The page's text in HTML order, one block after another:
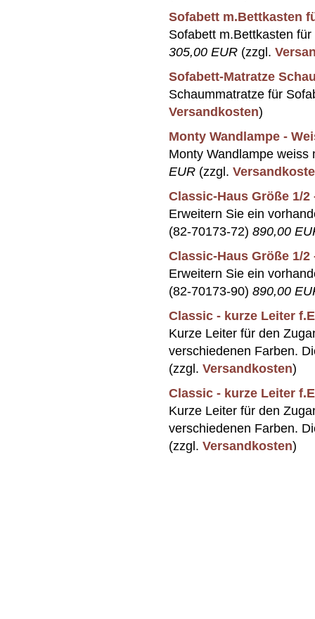
Sofabett m.Bettkasten
Sofabett m.Bettkasten
305,00 EUR (zzgl.
Sofabett-Matratze
Schaummatratze für
Versandkosten)
Monty Wandlampe -
Monty Wandlampe
EUR (zzgl.
Classic-Haus Größe 1/
Erweitern Sie ein
(82-70173-72) 890,00
Classic-Haus Größe 1/
Erweitern Sie ein
(82-70173-90) 890,00
Classic - kurze Leiter
Kurze Leiter für den
verschiedenen Farben.
(zzgl. Versandkosten)
Classic - kurze Leiter
Kurze Leiter für den
verschiedenen Farben.
(zzgl. Versandkosten)